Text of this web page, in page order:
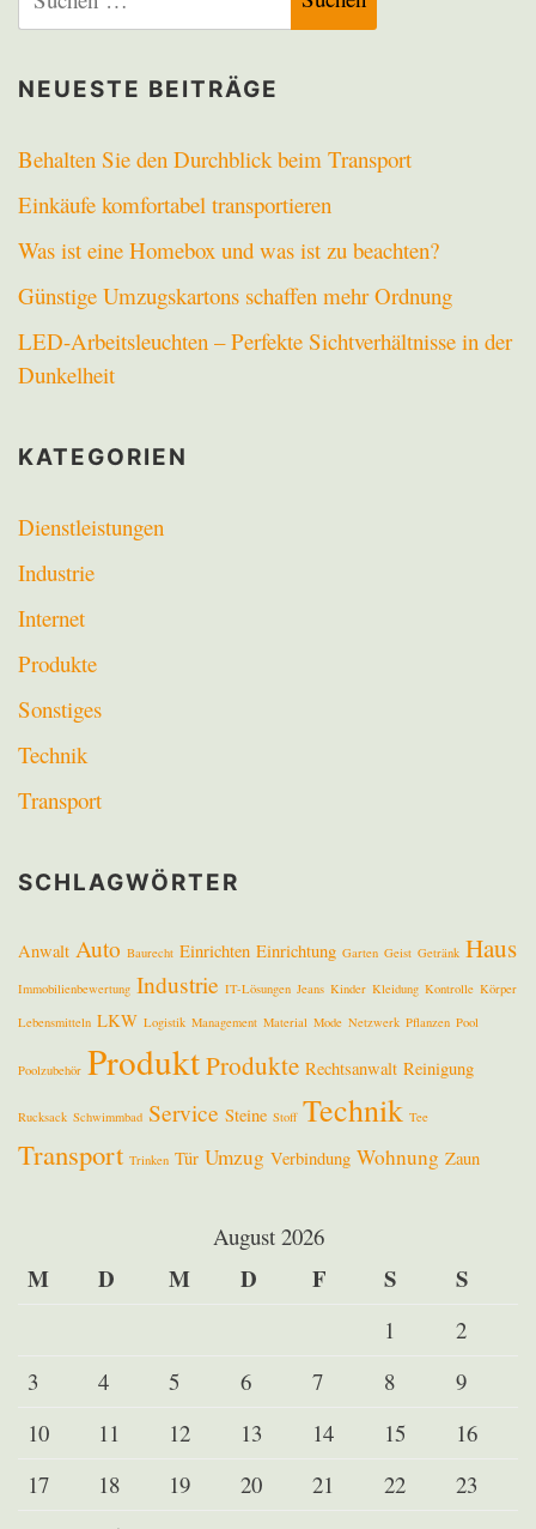
nach:
NEUESTE BEITRÄGE
Behalten Sie den Durchblick beim Transport
Einkäufe komfortabel transportieren
Was ist eine Homebox und was ist zu beachten?
Günstige Umzugskartons schaffen mehr Ordnung
LED-Arbeitsleuchten – Perfekte Sichtverhältnisse in der
Dunkelheit
KATEGORIEN
Dienstleistungen
Industrie
Internet
Produkte
Sonstiges
Technik
Transport
SCHLAGWÖRTER
Anwalt Auto Baurecht Einrichten Einrichtung Garten Geist Getränk Haus
Immobilienbewertung Industrie IT-Lösungen Jeans Kinder Kleidung Kontrolle Körper
Lebensmitteln LKW Logistik Management Material Mode Netzwerk Pflanzen Pool
Poolzubehör ProduktProdukte Rechtsanwalt Reinigung
Rucksack Schwimmbad Service Steine Stoff Technik Tee
Transport Trinken Tür Umzug Verbindung Wohnung Zaun
August 2026
M D M D F S S
1
2
3
4 5 6 7 8
9
10
11 12 13 14 15
16
17
18 19 20 21 22
23